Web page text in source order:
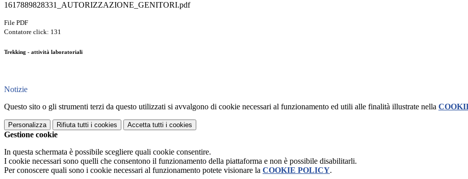
1617889828331_AUTORIZZAZIONE_GENITORI.pdf
File PDF
Contatore click: 131
Trekking - attività laboratoriali
Notizie
Questo sito o gli strumenti terzi da questo utilizzati si avvalgono di cookie necessari al funzionamento ed utili alle finalità illustrate nella
Personalizza Rifiuta tutti i cookies Accetta tutti i cookies
Gestione cookie
In questa schermata è possibile scegliere quali cookie consentire.
I cookie necessari sono quelli che consentono il funzionamento della piattaforma e non è possibile disabilitarli.
Per conoscere quali sono i cookie necessari al funzionamento potete visionare la COOKIE POLICY.